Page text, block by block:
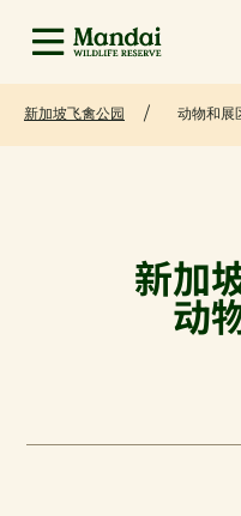
新加坡飞禽公园 动物和展
新加
动